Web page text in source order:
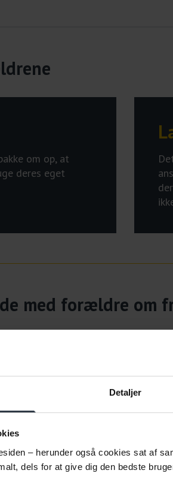
Detaljer
– herunder også cookies sat af
dels for at give dig den bedste
om op, at
deres eget
med forældre om